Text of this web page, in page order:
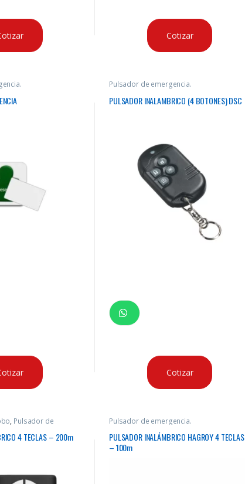
Cotizar
Pulsador de emergencia.
PULSADOR INALAMBRICO (4 BOTONES) DSC
Cotizar
, Pulsador de
4 TECLAS – 200m
Pulsador de emergencia.
PULSADOR INALÁMBRICO HAGROY 4 TECLAS
– 100m